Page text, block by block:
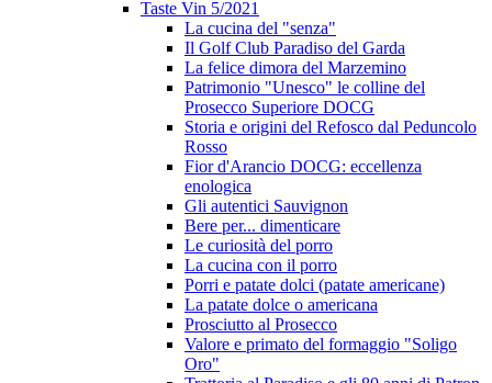
Taste Vin 5/2021
La cucina del "senza"
Il Golf Club Paradiso del Garda
La felice dimora del Marzemino
Patrimonio "Unesco" le colline del
Prosecco Superiore DOCG
Storia e origini del Refosco dal Peduncolo
Rosso
Fior d'Arancio DOCG: eccellenza
enologica
Gli autentici Sauvignon
Bere per... dimenticare
Le curiosità del porro
La cucina con il porro
Porri e patate dolci (patate americane)
La patate dolce o americana
Prosciutto al Prosecco
Valore e primato del formaggio "Soligo
Oro"